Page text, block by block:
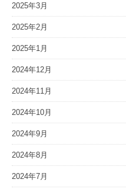
2025年3月
2025年2月
2025年1月
2024年12月
2024年11月
2024年10月
2024年9月
2024年8月
2024年7月